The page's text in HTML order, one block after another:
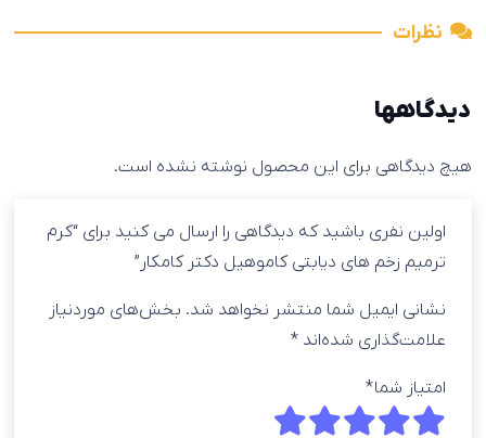
نظرات
دیدگاهها
هیچ دیدگاهی برای این محصول نوشته نشده است.
اولین نفری باشید که دیدگاهی را ارسال می کنید برای “کرم
ترمیم زخم های دیابتی کاموهیل دکتر کامکار”
نشانی ایمیل شما منتشر نخواهد شد. بخش‌های موردنیاز
علامت‌گذاری شده‌اند *
امتیاز شما*